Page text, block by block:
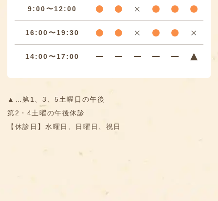
9:00〜12:00
16:00〜19:30
14:00〜17:00
▲…第1、3、5土曜日の午後
第2・4土曜の午後休診
【休診日】水曜日、日曜日、祝日